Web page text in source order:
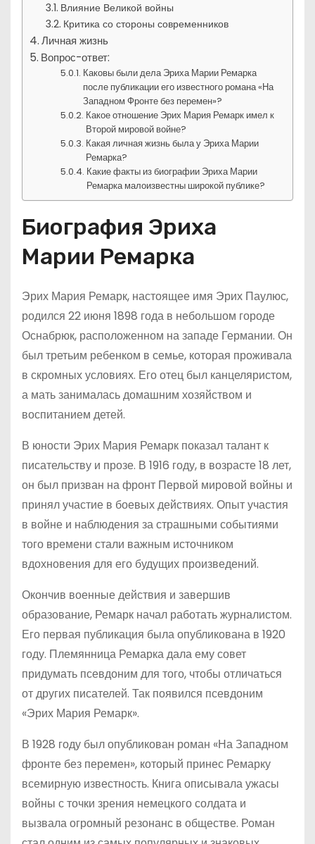
Влияние Великой войны
Критика со стороны современников
Личная жизнь
Вопрос-ответ:
Каковы были дела Эриха Марии Ремарка
после публикации его известного романа «На
Западном Фронте без перемен»?
Какое отношение Эрих Мария Ремарк имел к
Второй мировой войне?
Какая личная жизнь была у Эриха Марии
Ремарка?
Какие факты из биографии Эриха Марии
Ремарка малоизвестны широкой публике?
Биография Эриха
Марии Ремарка
Эрих Мария Ремарк, настоящее имя Эрих Паулюс,
родился 22 июня 1898 года в небольшом городе
Оснабрюк, расположенном на западе Германии. Он
был третьим ребенком в семье, которая проживала
в скромных условиях. Его отец был канцеляристом,
а мать занималась домашним хозяйством и
воспитанием детей.
В юности Эрих Мария Ремарк показал талант к
писательству и прозе. В 1916 году, в возрасте 18 лет,
он был призван на фронт Первой мировой войны и
принял участие в боевых действиях. Опыт участия
в войне и наблюдения за страшными событиями
того времени стали важным источником
вдохновения для его будущих произведений.
Окончив военные действия и завершив
образование, Ремарк начал работать журналистом.
Его первая публикация была опубликована в 1920
году. Племянница Ремарка дала ему совет
придумать псевдоним для того, чтобы отличаться
от других писателей. Так появился псевдоним
«Эрих Мария Ремарк».
В 1928 году был опубликован роман «На Западном
фронте без перемен», который принес Ремарку
всемирную известность. Книга описывала ужасы
войны с точки зрения немецкого солдата и
вызвала огромный резонанс в обществе. Роман